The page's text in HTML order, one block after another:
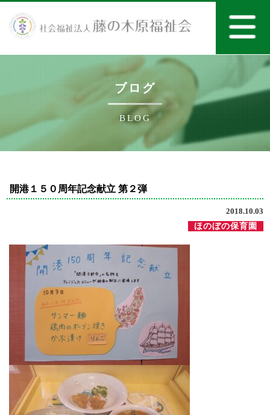
ブログ
BLOG
開港１５０周年記念献立 第２弾
2018.10.03
ほのぼの保育園